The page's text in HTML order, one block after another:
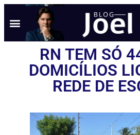
RN TEM SÓ
DOMICÍLIOS
REDE DE